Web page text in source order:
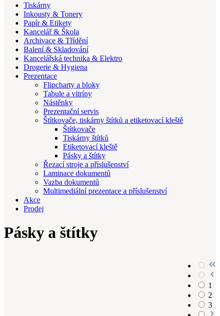
Tiskárny
Inkousty & Tonery
Papír & Etikety
Kancelář & Škola
Archivace & Třídění
Balení & Skladování
Kancelářská technika & Elektro
Drogerie & Hygiena
Prezentace
Flipcharty a bloky
Tabule a vitríny
Nástěnky
Prezentační servis
Štítkovače, tiskárny štítků a etiketovací kleště
Štítkovače
Tiskárny štítků
Etiketovací kleště
Pásky a štítky
Řezací stroje a příslušenství
Laminace dokumentů
Vazba dokumentů
Multimediální prezentace a příslušenství
Akce
Prodej
Pásky a štítky
1
2
3